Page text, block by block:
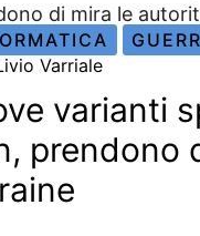
di mira le
Varriale
varianti
prendono